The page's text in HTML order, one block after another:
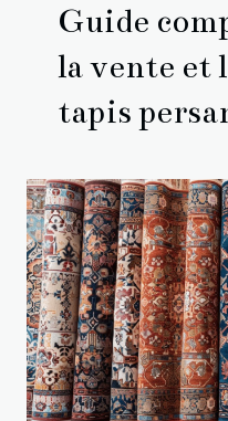
Guide
la vente et
tapis